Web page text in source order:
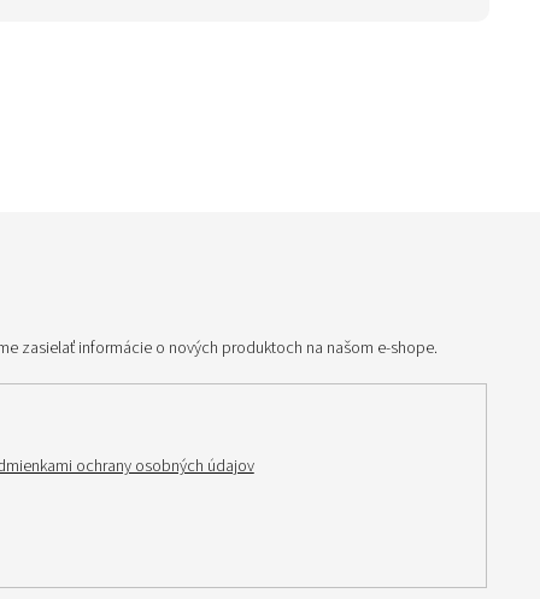
zasielať informácie o nových produktoch na našom e-shope.
ochrany osobných údajov